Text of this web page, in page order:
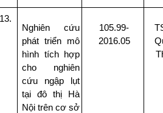
Nghiên cứu
phát triển mô
hình tích hợp
cho nghiên
cứu ngập lụt
tại đô thị Hà
Nội trên cơ sở
105.99-
2016.05